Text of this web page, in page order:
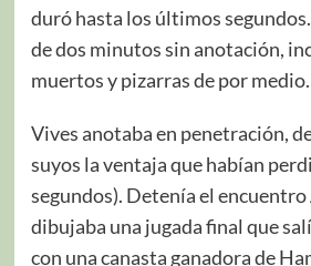
duró hasta los últimos
de dos minutos sin anotación,
muertos y pizarras de por medio.
Vives anotaba en penetración,
suyos la ventaja que habían
segundos). Detenía el encuentro
dibujaba una jugada final que
con una canasta ganadora de